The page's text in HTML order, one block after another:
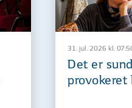
31. jul. 2026 kl.
Det er
provokeret